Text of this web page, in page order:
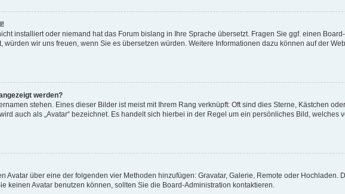
installiert oder niemand hat das Forum bislang in Ihre Sprache übersetzt. Fragen Sie ggf. einen
wir uns freuen, wenn Sie es übersetzen würden. Weitere Informationen dazu können auf der
werden?
stehen. Eines dieser Bilder ist meist mit Ihrem Rang verknüpft: Oft sind dies Sterne, Kästchen
auch als „Avatar“ bezeichnet. Es handelt sich hierbei in der Regel um ein persönliches Bild, welches
Avatar über eine der folgenden vier Methoden hinzufügen: Gravatar, Galerie, Remote oder Hochladen.
keinen Avatar benutzen können, sollten Sie die Board-Administration kontaktieren.